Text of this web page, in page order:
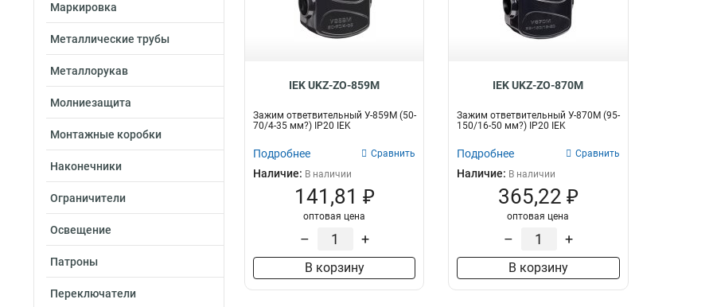
Маркировка
Металлические трубы
Металлорукав
Молниезащита
Монтажные коробки
Наконечники
Ограничители
Освещение
Патроны
Переключатели
IEK UKZ-ZO-859M
Зажим ответвительный У-859М (50-
70/4-35 мм?) IP20 IEK
Подробнее Сравнить
Наличие: В наличии
141,81 ₽
оптовая цена
– +
В корзину
IEK UKZ-ZO-870M
Зажим ответвительный У-870М (95-
150/16-50 мм?) IP20 IEK
Подробнее Сравнить
Наличие: В наличии
365,22 ₽
оптовая цена
– +
В корзину